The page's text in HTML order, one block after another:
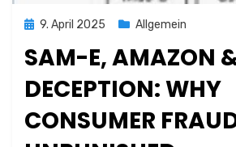
Posted
9. April 2025 Allgemein
SAM-E, AMAZON
DECEPTION: WHY
CONSUMER